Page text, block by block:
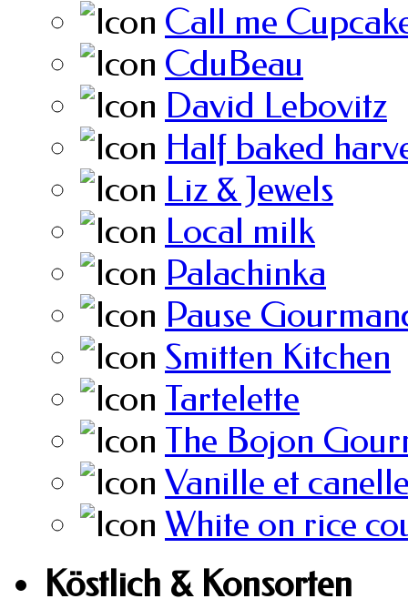
Call me
CduBeau
David Lebovitz
Half baked
Liz & Jewels
Local milk
Palachinka
Pause
Smitten Kitchen
Tartelette
The Bojon
Vanille et
White on rice
Köstlich & Konsorten